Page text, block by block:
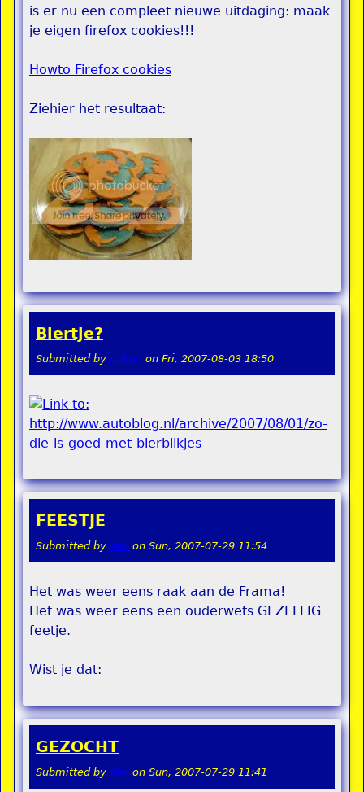
is er nu een compleet nieuwe uitdaging: maak
je eigen firefox cookies!!!
Howto Firefox cookies
Ziehier het resultaat:
Biertje?
Submitted by pokon on Fri, 2007-08-03 18:50
FEESTJE
Submitted by stel on Sun, 2007-07-29 11:54
Het was weer eens raak aan de Frama!
Het was weer eens een ouderwets GEZELLIG
feetje.
Wist je dat:
GEZOCHT
Submitted by stel on Sun, 2007-07-29 11:41